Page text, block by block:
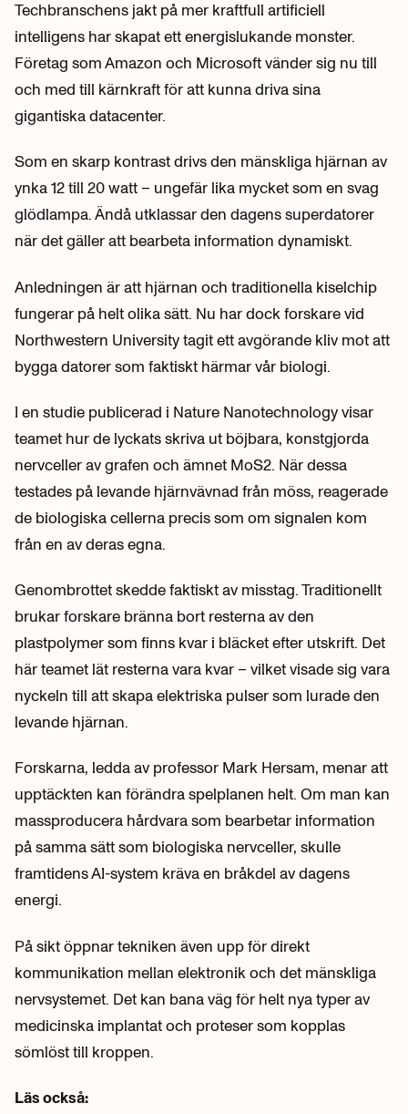
Techbranschens jakt på mer kraftfull artificiell
intelligens har skapat ett energislukande monster.
Företag som Amazon och Microsoft vänder sig nu till
och med till kärnkraft för att kunna driva sina
gigantiska datacenter.
Som en skarp kontrast drivs den mänskliga hjärnan av
ynka 12 till 20 watt – ungefär lika mycket som en svag
glödlampa. Ändå utklassar den dagens superdatorer
när det gäller att bearbeta information dynamiskt.
Anledningen är att hjärnan och traditionella kiselchip
fungerar på helt olika sätt. Nu har dock forskare vid
Northwestern University tagit ett avgörande kliv mot att
bygga datorer som faktiskt härmar vår biologi.
I en studie publicerad i Nature Nanotechnology visar
teamet hur de lyckats skriva ut böjbara, konstgjorda
nervceller av grafen och ämnet MoS2. När dessa
testades på levande hjärnvävnad från möss, reagerade
de biologiska cellerna precis som om signalen kom
från en av deras egna.
Genombrottet skedde faktiskt av misstag. Traditionellt
brukar forskare bränna bort resterna av den
plastpolymer som finns kvar i bläcket efter utskrift. Det
här teamet lät resterna vara kvar – vilket visade sig vara
nyckeln till att skapa elektriska pulser som lurade den
levande hjärnan.
Forskarna, ledda av professor Mark Hersam, menar att
upptäckten kan förändra spelplanen helt. Om man kan
massproducera hårdvara som bearbetar information
på samma sätt som biologiska nervceller, skulle
framtidens AI-system kräva en bråkdel av dagens
energi.
På sikt öppnar tekniken även upp för direkt
kommunikation mellan elektronik och det mänskliga
nervsystemet. Det kan bana väg för helt nya typer av
medicinska implantat och proteser som kopplas
sömlöst till kroppen.
Läs också: